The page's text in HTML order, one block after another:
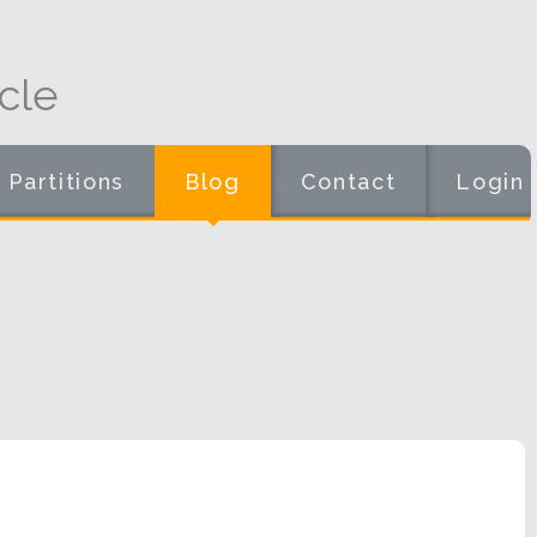
Partitions Blog Contact Login